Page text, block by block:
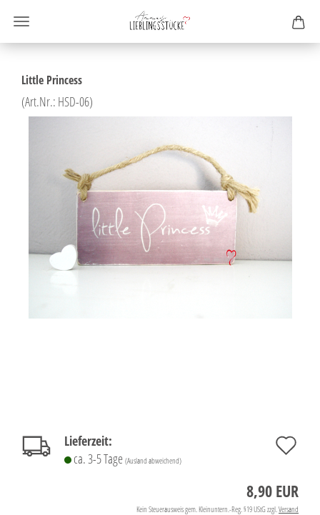
Little Princess
(Art.Nr.: HSD-06)
Lieferzeit:
ca. 3-5 Tage (Ausland abweichend)
8,90 EUR
Kein Steuerausweis gem. Kleinuntern.-Reg. §19 UStG zzgl. Versand